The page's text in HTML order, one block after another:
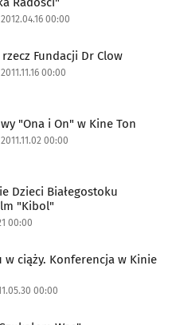
2012.04.16 00:00
Fundacji Dr Clow
2011.11.16 00:00
"Ona i On" w Kine Ton
2011.11.02 00:00
Dzieci Białegostoku
"Kibol"
00:00
w ciąży. Konferencja w Kinie
00:00